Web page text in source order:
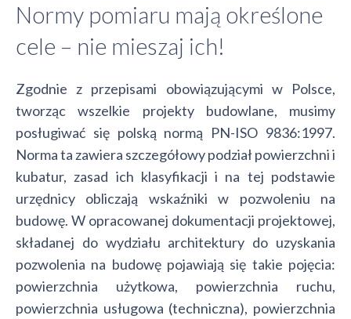
Normy pomiaru mają określone
cele – nie mieszaj ich!
Zgodnie z przepisami obowiązującymi w Polsce,
tworząc wszelkie projekty budowlane, musimy
posługiwać się polską normą PN-ISO 9836:1997.
Norma ta zawiera szczegółowy podział powierzchni i
kubatur, zasad ich klasyfikacji i na tej podstawie
urzędnicy obliczają wskaźniki w pozwoleniu na
budowę. W opracowanej dokumentacji projektowej,
składanej do wydziału architektury do uzyskania
pozwolenia na budowę pojawiają się takie pojęcia:
powierzchnia użytkowa, powierzchnia ruchu,
powierzchnia usługowa (techniczna), powierzchnia